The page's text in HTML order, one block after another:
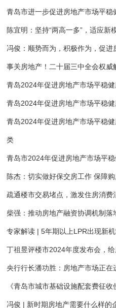
青岛市进一步促进房地产市场平稳
陈宜明：坚持“两高一多”，适应新
冯俊：顺势而为，积极作为，促进
事关房地产！二十届三中全会权威
青岛2024年促进房地产市场平稳
青岛2024年促进房地产市场平稳
青岛2024年促进房地产市场平稳
类
青岛市2024年促进房地产市场平
陈杰：切实做好保交房工作 保障
疏通楼市交易堵点，激发住房消费
柴强：推动房地产融资协调机制落
专家解读 | 5年期以上LPR出现新
丁祖昱评楼市2024年度发布会，
央行行长潘功胜：房地产市场正
《青岛市城市基础设施配套费征
冯俊 | 新时期房地产需要什么样的